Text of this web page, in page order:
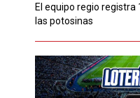
El equipo regio
las potosinas